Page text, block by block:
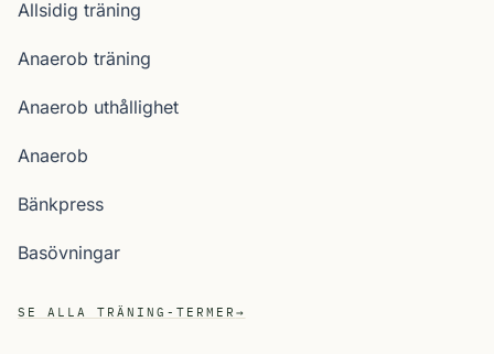
Allsidig träning
Anaerob träning
Anaerob uthållighet
Anaerob
Bänkpress
Basövningar
SE ALLA TRÄNING-TERMER →